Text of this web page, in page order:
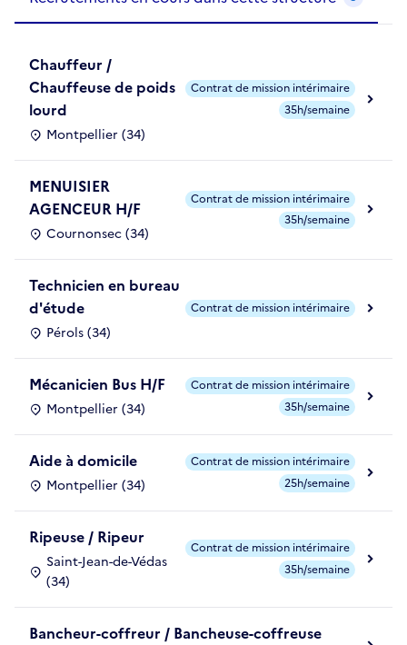
Chauffeur /
Chauffeuse de poids
lourd
Montpellier (34)
Contrat de mission intérimaire
35h/semaine
MENUISIER
AGENCEUR H/F
Cournonsec (34)
Contrat de mission intérimaire
35h/semaine
Technicien en bureau
d'étude
Pérols (34)
Contrat de mission intérimaire
Mécanicien Bus H/F
Montpellier (34)
Contrat de mission intérimaire
35h/semaine
Aide à domicile
Montpellier (34)
Contrat de mission intérimaire
25h/semaine
Ripeuse / Ripeur
Saint-Jean-de-Védas
(34)
Contrat de mission intérimaire
35h/semaine
Bancheur-coffreur / Bancheuse-coffreuse